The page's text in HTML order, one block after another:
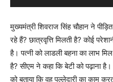
मुख्यमंत्री शिवराज सिंह चौहान ने
रहे हैं? छात्रवृत्ति मिलती है? कोई
है। पत्नी को लाडली बहना का लाभ
है? सीएम ने कहा कि बेटी को पढ़ाना
को बताया कि वह पल्लेदारी का काम